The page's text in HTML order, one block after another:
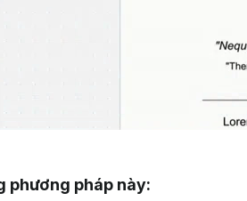
phương pháp này: